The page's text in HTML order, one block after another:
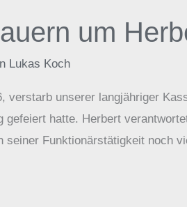
um
Lukas Koch
verstarb unserer langjähriger
gefeiert hatte. Herbert
seiner Funktionärstätigkeit noch